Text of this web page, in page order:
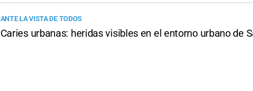
ANTE LA VISTA DE TODOS
Caries urbanas: heridas visibles en el entorno urbano de